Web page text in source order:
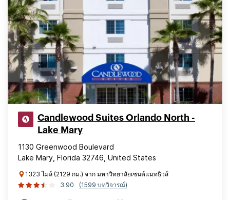
Candlewood Suites Orlando North -
Lake Mary
1130 Greenwood Boulevard
Lake Mary, Florida 32746, United States
1323 ไมล์ (2129 กม.) จาก มหาวิทยาลัยเซนต์แมทธิวส์
3.90
(1599 บทวิจารณ์)